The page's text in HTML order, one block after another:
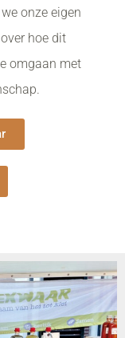
onze eigen
hoe dit
omgaan met